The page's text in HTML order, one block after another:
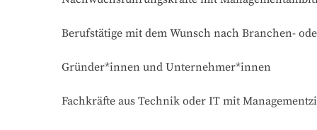
Berufstätige mit dem Wunsch nach Branchen-
Gründer*innen und Unternehmer*innen
Fachkräfte aus Technik oder IT mit